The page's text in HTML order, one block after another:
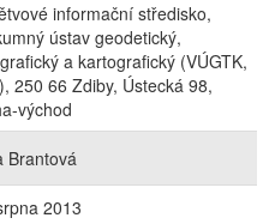
informační středisko,
ústav geodetický,
a kartografický (VÚGTK,
250 66 Zdiby, Ústecká 98,
východ
Brantová
2013